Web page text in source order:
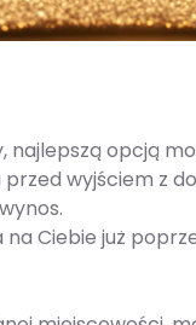
najlepszą opcją
wyjściem z
Ciebie już